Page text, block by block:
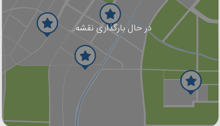
در حال بارگذاری نقشه...
گوگل